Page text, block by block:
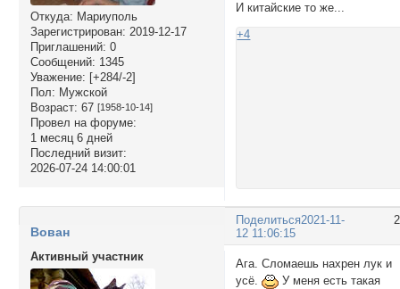
Откуда: Мариуполь
Зарегистрирован: 2019-12-17
Приглашений: 0
Сообщений: 1345
Уважение: [+284/-2]
Пол: Мужской
Возраст: 67 [1958-10-14]
Провел на форуме:
1 месяц 6 дней
Последний визит:
2026-07-24 14:00:01
И китайские то же...
+4
Поделиться2021-11-
12 11:06:15
Вован
Активный участник
Ага. Сломаешь нахрен лук и
усё.
У меня есть такая